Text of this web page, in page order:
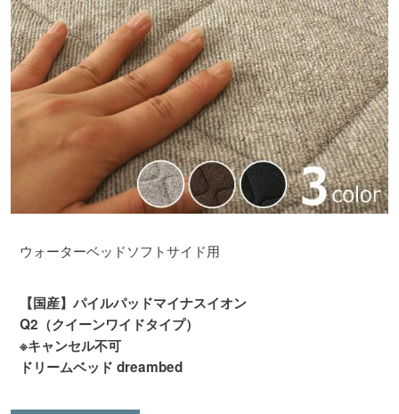
ウォーターベッドソフトサイド用
【国産】パイルパッドマイナスイオン
Q2（クイーンワイドタイプ）
※キャンセル不可
ドリームベッド dreambed